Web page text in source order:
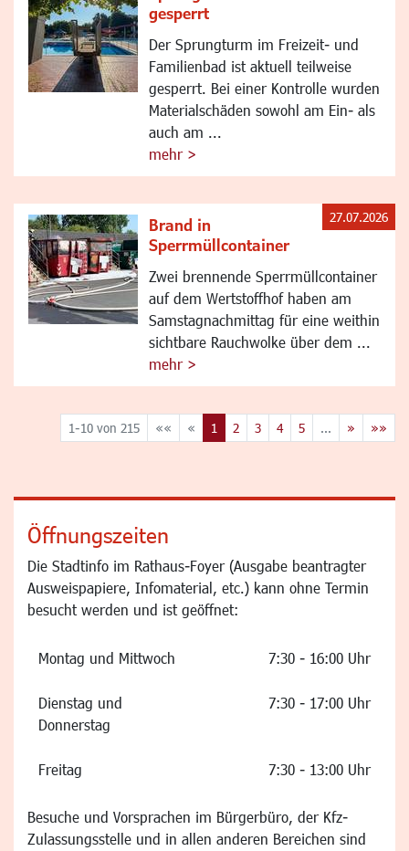
gesperrt
Der Sprungturm im Freizeit- und
Familienbad ist aktuell teilweise
gesperrt. Bei einer Kontrolle wurden
Materialschäden sowohl am Ein- als
auch am ...
mehr >
Brand in
Sperrmüllcontainer
Zwei brennende Sperrmüllcontainer
auf dem Wertstoffhof haben am
Samstagnachmittag für eine weithin
sichtbare Rauchwolke über dem ...
mehr >
27.07.2026
1-10 von 215 «« « 1 2 3 4 5 ... » »»
Öffnungszeiten
Die Stadtinfo im Rathaus-Foyer (Ausgabe beantragter
Ausweispapiere, Infomaterial, etc.) kann ohne Termin
besucht werden und ist geöffnet:
Montag und Mittwoch 7:30 - 16:00 Uhr
Dienstag und
Donnerstag
7:30 - 17:00 Uhr
Freitag 7:30 - 13:00 Uhr
Besuche und Vorsprachen im Bürgerbüro, der Kfz-
Zulassungsstelle und in allen anderen Bereichen sind